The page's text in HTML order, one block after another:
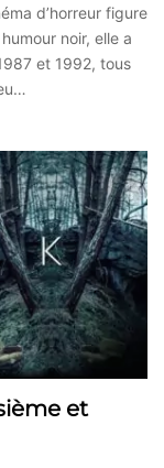
d’horreur figure
noir, elle a
et 1992, tous
et